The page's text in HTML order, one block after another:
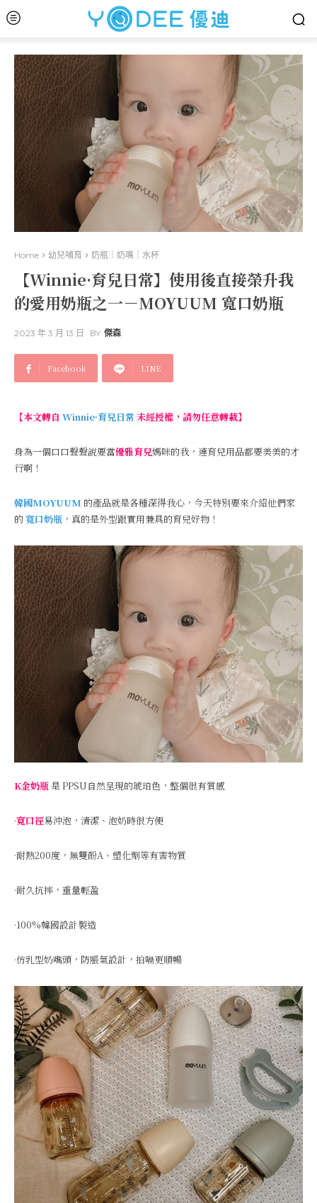
Home 幼兒哺育 奶瓶｜奶嘴｜水杯
【Winnie·育兒日常】使用後直接榮升我
的愛用奶瓶之一－MOYUUM 寬口奶瓶
2023 年 3 月 13 日 BY 傑森
Facebook LINE
【本文轉自 Winnie·育兒日常 未經授權，請勿任意轉載】
身為一個口口聲聲說要當優雅育兒媽咪的我，連育兒用品都要美美的才
行啊！
韓國MOYUUM 的產品就是各種深得我心，今天特別要來介紹他們家
的寬口奶瓶 ，真的是外型跟實用兼具的育兒好物！
K金奶瓶是 PPSU自然呈現的琥珀色，整個很有質感
·寬口徑易沖泡，清潔、泡奶時很方便
·耐熱200度，無雙酚A、塑化劑等有害物質
·耐久抗摔，重量輕盈
·100%韓國設計製造
·仿乳型奶嘴頭，防脹氣設計，拍嗝更順暢